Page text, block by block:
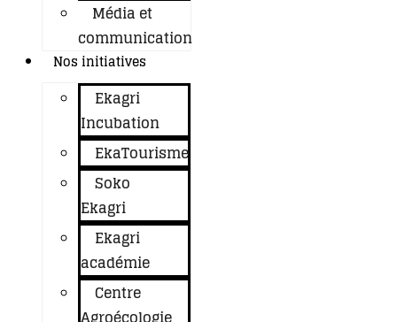
Média et
communication
Nos initiatives
Ekagri
Incubation
EkaTourisme
Soko
Ekagri
Ekagri
académie
Centre